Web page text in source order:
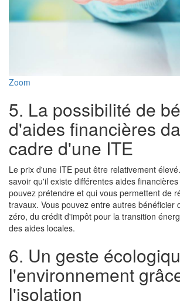
Zoom
5. La possibilité de
d'aides financières
cadre d'une ITE
Le prix d'une ITE peut être relativement
savoir qu'il existe différentes aides
pouvez prétendre et qui vous permettent de
travaux. Vous pouvez entre autres bénéficier
zéro, du crédit d'impôt pour la transition
des aides locales.
6. Un geste
l'environnement
l'isolation